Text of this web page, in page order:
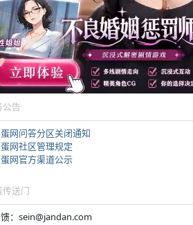
公告
网问答分区关闭通知
网社区管理规定
网官方渠道公示
传送门
：sein@jandan.com